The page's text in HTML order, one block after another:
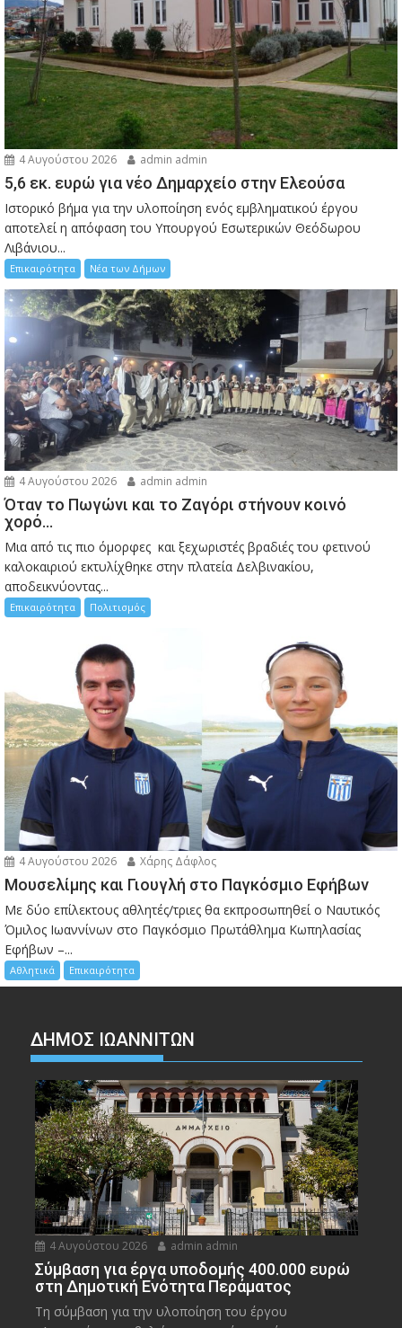
4 Αυγούστου 2026 admin admin
5,6 εκ. ευρώ για νέο Δημαρχείο στην Ελεούσα
Ιστορικό βήμα για την υλοποίηση ενός εμβληματικού έργου
αποτελεί η απόφαση του Υπουργού Εσωτερικών Θεόδωρου
Λιβάνιου...
Επικαιρότητα Νέα των Δήμων
4 Αυγούστου 2026 admin admin
Όταν το Πωγώνι και το Ζαγόρι στήνουν κοινό
χορό…
Μια από τις πιο όμορφες και ξεχωριστές βραδιές του φετινού
καλοκαιριού εκτυλίχθηκε στην πλατεία Δελβινακίου,
αποδεικνύοντας...
Επικαιρότητα Πολιτισμός
4 Αυγούστου 2026 Χάρης Δάφλος
Μουσελίμης και Γιουγλή στο Παγκόσμιο Εφήβων
Mε δύο επίλεκτους αθλητές/τριες θα εκπροσωπηθεί ο Ναυτικός
Όμιλος Ιωαννίνων στο Παγκόσμιο Πρωτάθλημα Κωπηλασίας
Εφήβων –...
Αθλητικά Επικαιρότητα
ΔΗΜΟΣ ΙΩΑΝΝΙΤΩΝ
4 Αυγούστου 2026 admin admin
Σύμβαση για έργα υποδομής 400.000 ευρώ
στη Δημοτική Ενότητα Περάματος
Τη σύμβαση για την υλοποίηση του έργου